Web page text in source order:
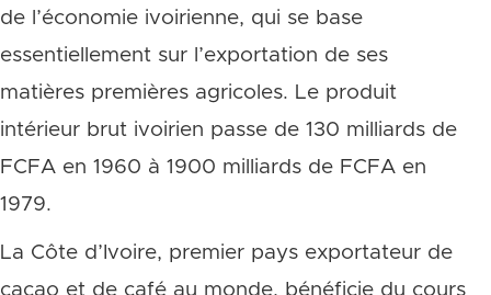
de l’économie ivoirienne, qui se base
essentiellement sur l’exportation de ses
matières premières agricoles. Le produit
intérieur brut ivoirien passe de 130 milliards de
FCFA en 1960 à 1900 milliards de FCFA en
1979.
La Côte d’Ivoire, premier pays exportateur de
cacao et de café au monde, bénéficie du cours